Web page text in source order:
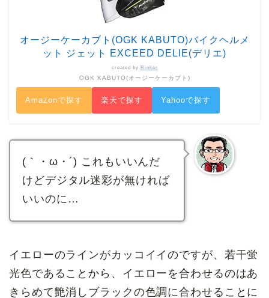
オージーケーカブト(OGK KABUTO)バイクヘルメ
ット ジェット EXCEED DELIE(デリエ)
created by Rinker
OGK KABUTO(オージーケーカブト)
Amazonで探す 楽天で探す Yahooで探す
(｀・ω・´) これもいいんだ
けどデジタル迷彩が無ければ
いいのに…
イエローのラインがカッコイイのですが、若干蛍
光色であることから、イエローを合わせるのはあ
きらめて艶消しブラックの色調に合わせることに